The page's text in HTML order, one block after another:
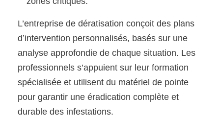
L’entreprise de dératisation conçoit des plans
d’intervention personnalisés, basés sur une
analyse approfondie de chaque situation. Les
professionnels s’appuient sur leur formation
spécialisée et utilisent du matériel de pointe
pour garantir une éradication complète et
durable des infestations.